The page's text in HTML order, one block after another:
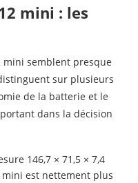
mini : les
mini semblent presque
sur plusieurs
de la batterie et le
dans la décision
146,7 × 71,5 × 7,4
mini est nettement plus